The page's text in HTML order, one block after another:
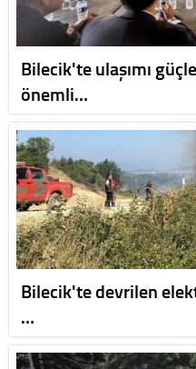
Bilecik'te ulaşımı
önemli…
Bilecik'te devrilen
…